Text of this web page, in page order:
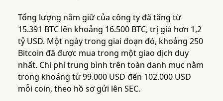
Tổng lượng nắm giữ của công ty đã tăng từ
15.391 BTC lên khoảng 16.500 BTC, trị giá hơn 1,2
tỷ USD. Một ngày trong giai đoạn đó, khoảng 250
Bitcoin đã được mua trong một giao dịch duy
nhất. Chi phí trung bình trên toàn danh mục nằm
trong khoảng từ 99.000 USD đến 102.000 USD
mỗi coin, theo hồ sơ gửi lên SEC.